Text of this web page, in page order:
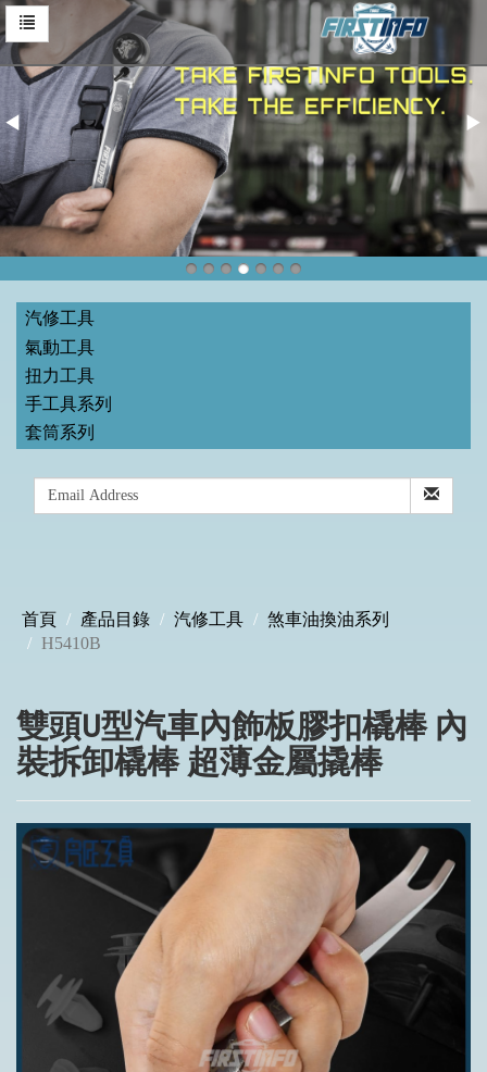
汽修工具
氣動工具
扭力工具
手工具系列
套筒系列
首頁 產品目錄 汽修工具
煞車油換油系列
H5410B
雙頭U型汽車內飾板膠扣橇棒 內
裝拆卸橇棒 超薄金屬撬棒